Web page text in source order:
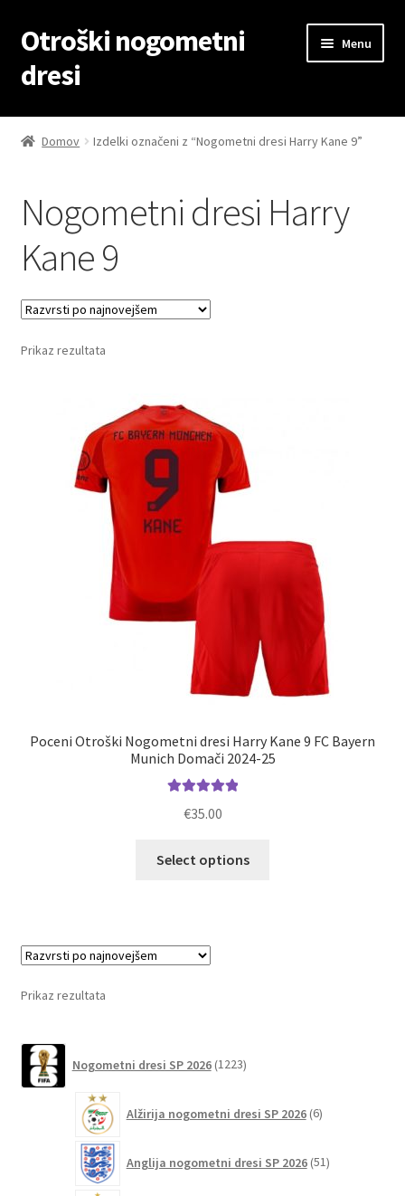
Skip
to
navigation
Skip
to
content
Otroški nogometni
dresi
Menu
Domov
Kontaktiraj nas
Košarica
Moj račun
Trgovina
Domov Izdelki označeni z “Nogometni dresi Harry Kane 9”
Nogometni dresi Harry
Kane 9
Prikaz rezultata
Poceni Otroški Nogometni dresi Harry Kane 9 FC Bayern
Munich Domači 2024-25
€35.00
Select options
Prikaz rezultata
Nogometni dresi SP 2026 1223izdelkov
Alžirija nogometni dresi SP 2026 6izdelkov
Anglija nogometni dresi SP 2026 51izdelkov